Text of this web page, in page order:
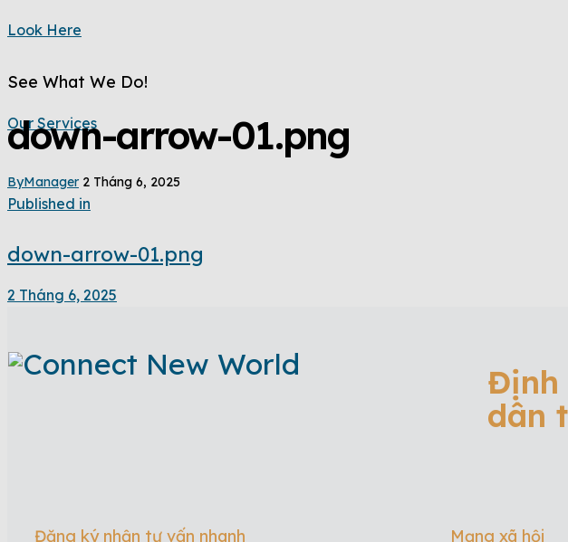
Look Here
See What We Do!
Our Services
down-arrow-01.png
ByManager 2 Tháng 6, 2025
Published in
down-arrow-01.png
2 Tháng 6, 2025
Định
dân
Đăng ký nhận tư vấn nhanh Mạng xã hội